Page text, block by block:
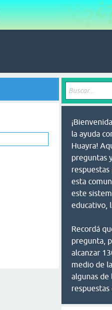
la ayuda
Huayra!
preguntas
respuestas
esta
este
educativo,
Recordá
pregunta,
alcanzar
medio de
algunas de
respuestas